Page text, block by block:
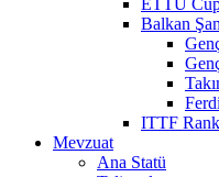
ETTU
Balkan
ITTF
Mevzuat
Ana Statü